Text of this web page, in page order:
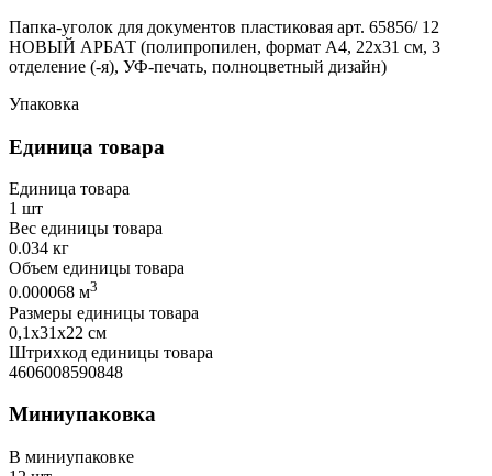
Папка-уголок для документов пластиковая арт. 65856/ 12
НОВЫЙ АРБАТ (полипропилен, формат А4, 22x31 см, 3
отделение (-я), УФ-печать, полноцветный дизайн)
Упаковка
Единица товара
Единица товара
1 шт
Вес единицы товара
0.034 кг
Объем единицы товара
0.000068 м3
Размеры единицы товара
0,1х31х22 см
Штрихкод единицы товара
4606008590848
Миниупаковка
В миниупаковке